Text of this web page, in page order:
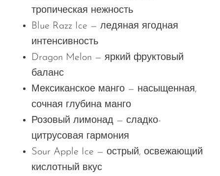
тропическая нежность
Blue Razz Ice — ледяная ягодная
интенсивность
Dragon Melon — яркий фруктовый
баланс
Мексиканское манго — насыщенная,
сочная глубина манго
Розовый лимонад — сладко-
цитрусовая гармония
Sour Apple Ice — острый, освежающий
кислотный вкус